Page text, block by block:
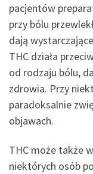
pacjentów
przy bólu
dają
THC działa
od rodzaju bólu,
zdrowia. Przy
paradoksalnie
objawach.
THC może także
niektórych osób